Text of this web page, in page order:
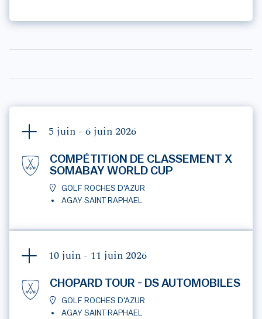
5 juin - 6 juin 2026
COMPÉTITION DE CLASSEMENT X
SOMABAY WORLD CUP
GOLF ROCHES D'AZUR
AGAY SAINT RAPHAEL
10 juin - 11 juin 2026
CHOPARD TOUR - DS AUTOMOBILES
GOLF ROCHES D'AZUR
AGAY SAINT RAPHAEL